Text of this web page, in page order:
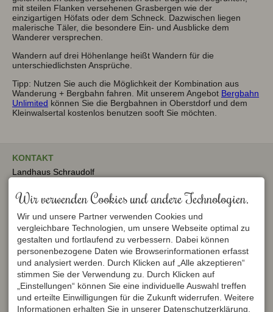
mit steilen Flanken versehenen Grasbergen wie der
einzigartigen Höfats oder dem Schneck. Dazwischen liegen
malerische Täler, die besondere Ein- und Ausblicke dem
Wanderer versprechen.
Wandern auf drei Höhenlange heißt Wandern für die
unterschiedlichsten Ansprüche.
Tipp: Nutzen Sie auch die Möglichkeit der Kombination aus
Wanderung + Bergbahn fahren. Mit unserem Angebot Bergbahn
Unlimited können Sie die Bergbahnen in Oberstdorf und dem
Kleinwalsertal kostenlos benutzen sooft Sie möchten.
KONTAKT
Landhaus Schraudolf
Riedweg 23
87561 Oberstdorf / Rubi
Tel.+49 8322 803 09
info@landhaus-
schraudolf.de
LANDHAUS SCHRAUDOLF
In unserem familiär
geführten Landhaus in
Oberstdorf/Rubi erwartet Sie
ein unverbauter, exklusiver
Blick auf die Berge.
Wir verwenden Cookies und andere Technologien.
Wir und unsere Partner verwenden Cookies und
vergleichbare Technologien, um unsere Webseite optimal zu
gestalten und fortlaufend zu verbessern. Dabei können
personenbezogene Daten wie Browserinformationen erfasst
und analysiert werden. Durch Klicken auf „Alle akzeptieren“
stimmen Sie der Verwendung zu. Durch Klicken auf
„Einstellungen“ können Sie eine individuelle Auswahl treffen
und erteilte Einwilligungen für die Zukunft widerrufen. Weitere
Informationen erhalten Sie in unserer Datenschutzerklärung.